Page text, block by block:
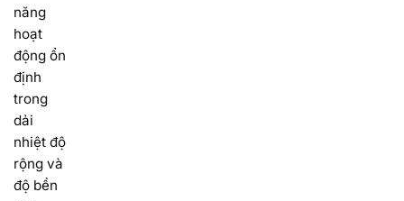
năng
hoạt
động ổn
định
trong
dải
nhiệt độ
rộng và
độ bền